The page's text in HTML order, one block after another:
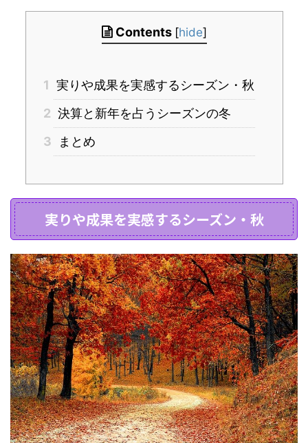
Contents [hide]
1 実りや成果を実感するシーズン・秋
2 決算と新年を占うシーズンの冬
3
まとめ
実りや成果を実感するシーズン・秋